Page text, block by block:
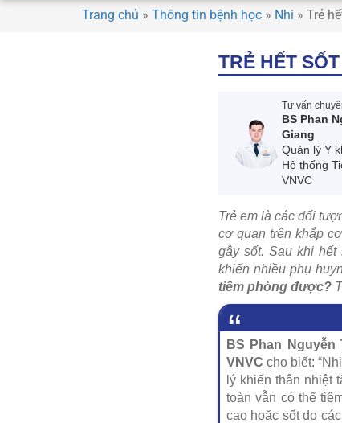
Trang chủ » Thông tin bệnh học » Nhi » Trẻ
TRẺ HẾT
Tư vấn
BS Phan
Giang
Quản lý Y
Hệ thống
VNVC
Trẻ em là các đối
cơ quan trên khắp
gây sốt. Sau khi hết
khiến nhiều phụ
tiêm phòng được?
BS Phan
VNVC cho biết:
lý khiến thân nhiệt
toàn vẫn có thể
cao hoặc sốt do